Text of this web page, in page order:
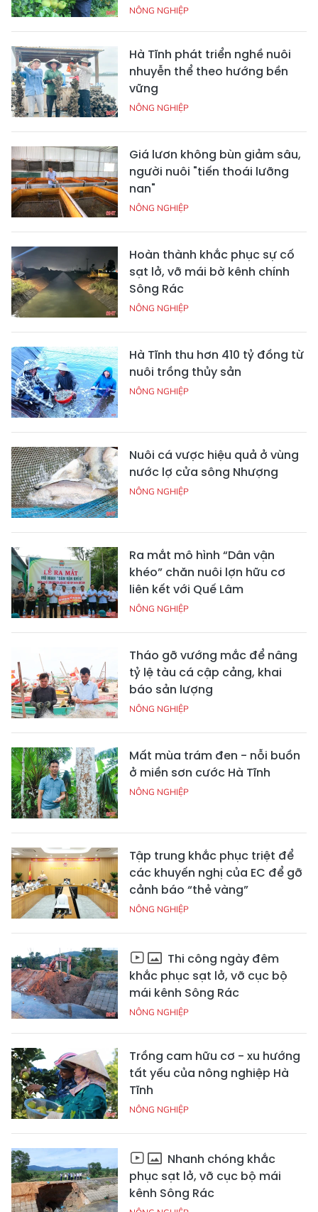
NÔNG NGHIỆP
Hà Tĩnh phát triển nghề nuôi
nhuyễn thể theo hướng bền
vững
NÔNG NGHIỆP
Giá lươn không bùn giảm sâu,
người nuôi "tiến thoái lưỡng
nan"
NÔNG NGHIỆP
Hoàn thành khắc phục sự cố
sạt lở, vỡ mái bờ kênh chính
Sông Rác
NÔNG NGHIỆP
Hà Tĩnh thu hơn 410 tỷ đồng từ
nuôi trồng thủy sản
NÔNG NGHIỆP
Nuôi cá vược hiệu quả ở vùng
nước lợ cửa sông Nhượng
NÔNG NGHIỆP
Ra mắt mô hình “Dân vận
khéo” chăn nuôi lợn hữu cơ
liên kết với Quế Lâm
NÔNG NGHIỆP
Tháo gỡ vướng mắc để nâng
tỷ lệ tàu cá cập cảng, khai
báo sản lượng
NÔNG NGHIỆP
Mất mùa trám đen - nỗi buồn
ở miền sơn cước Hà Tĩnh
NÔNG NGHIỆP
Tập trung khắc phục triệt để
các khuyến nghị của EC để gỡ
cảnh báo “thẻ vàng”
NÔNG NGHIỆP
Thi công ngày đêm
khắc phục sạt lở, vỡ cục bộ
mái kênh Sông Rác
NÔNG NGHIỆP
Trồng cam hữu cơ - xu hướng
tất yếu của nông nghiệp Hà
Tĩnh
NÔNG NGHIỆP
Nhanh chóng khắc
phục sạt lở, vỡ cục bộ mái
kênh Sông Rác